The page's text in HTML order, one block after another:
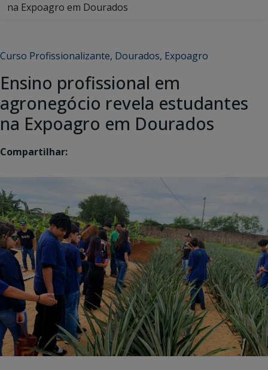
na Expoagro em Dourados
Curso Profissionalizante, Dourados, Expoagro
Ensino profissional em
agronegócio revela estudantes
na Expoagro em Dourados
Compartilhar: